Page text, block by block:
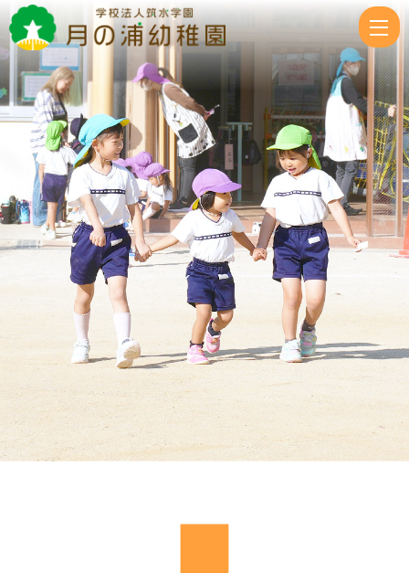
ゆ
き
ぐ
み
❄
|
学
校
法
人
筑
水
学
園